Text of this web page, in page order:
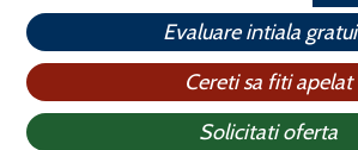
Evaluare intiala
Cereti sa fiti apelat
Solicitati oferta